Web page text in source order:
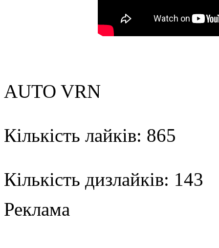
AUTO VRN
Кількість лайків: 865
Кількість дизлайків: 143
Реклама